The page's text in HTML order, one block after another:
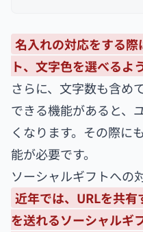
名入れの対応をする
ト、文字色を選べるよ
さらに、文字数も含め
できる機能があると、
くなります。その際に
能が必要です。
ソーシャルギフトへの
近年では、URLを共有
を送れるソーシャルギ